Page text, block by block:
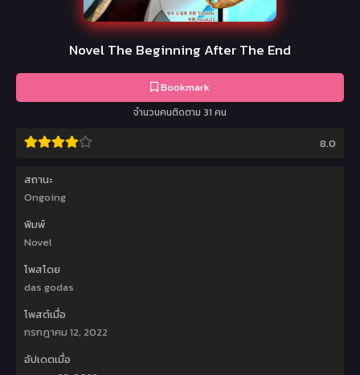
Novel The Beginning After The End
Bookmark
จำนวนคนติดตาม 31 คน
8.0
สถานะ
Ongoing
พิมพ์
Novel
โพสโดย
das godas
โพสต์เมื่อ
กรกฎาคม 12, 2022
อัปเดตเมื่อ